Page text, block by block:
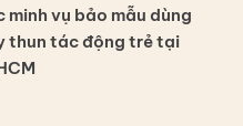
minh vụ bảo mẫu dùng
thun tác động trẻ tại